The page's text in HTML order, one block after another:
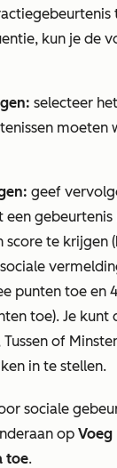
kun je de
selecteer het
moeten
geef
een
score te krijgen
punten toe en
toe). Je kunt
Tussen of
in te stellen.
sociale
op Voeg
toe.